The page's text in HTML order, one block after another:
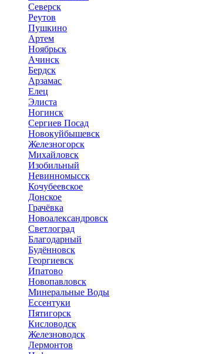
Северск
Реутов
Пушкино
Артем
Ноябрьск
Ачинск
Бердск
Арзамас
Елец
Элиста
Ногинск
Сергиев Посад
Новокуйбышевск
Железногорск
Михайловск
Изобильный
Невинномысск
Кочубеевское
Донское
Грачёвка
Новоалександровск
Светлоград
Благодарный
Будённовск
Георгиевск
Ипатово
Новопавловск
Минеральные Воды
Ессентуки
Пятигорск
Кисловодск
Железноводск
Лермонтов